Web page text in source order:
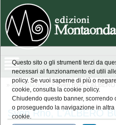
» alimentazione » Sven Rho, L'ALBERO
Sven Rho, L'ALBERO
Questo sito o gli strumenti terzi da
necessari al funzionamento ed utili
policy. Se vuoi saperne di più o
cookie, consulta la cookie policy.
Chiudendo questo banner,
o proseguendo la navigazione in altra
cookie.